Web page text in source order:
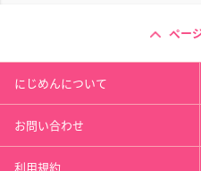
ペー
にじめんについて
お問い合わせ
利用規約